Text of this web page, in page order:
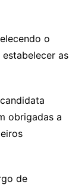
o
as
obrigadas a
de